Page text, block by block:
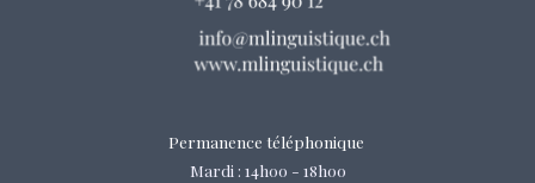
Permanence téléphonique
Mardi : 14h00 - 18h00